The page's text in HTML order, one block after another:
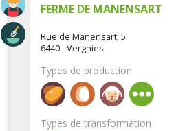
FERME DE MANENSART
Rue de Manensart, 5
6440 - Vergnies
Types de production
Types de transformation